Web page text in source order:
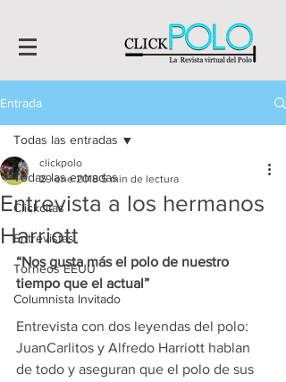
Entrada
Todas las entradas
Clickcitas
Entrevistas
Torneos EEUU
Columnista Invitado
Todas las entradas
Entrevista a los hermanos
Harriott
clickpolo
29 ene 2018 5 min de lectura
“Nos gusta más el polo de nuestro
tiempo que el actual”
Entrevista con dos leyendas del polo:
JuanCarlitos y Alfredo Harriott hablan
de todo y aseguran que el polo de sus